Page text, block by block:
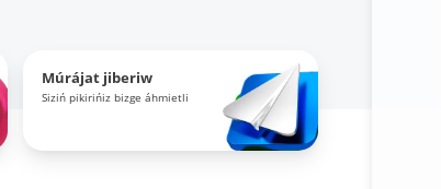
Múrájat jiberiw
Siziń pikirińiz bizge áhmietli